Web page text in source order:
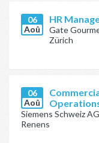
06
Aoû
HR
Gate
Zürich
06
Aoû
Siemens Schweiz AG
Renens